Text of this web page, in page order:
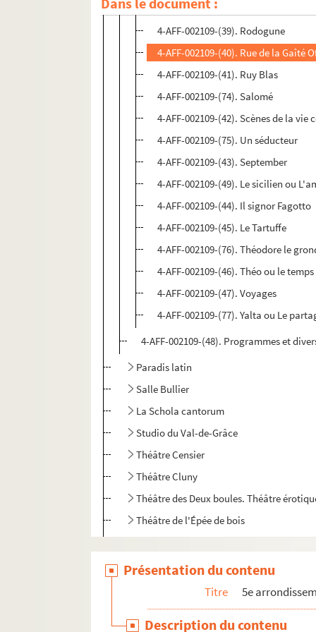
4-AFF-002109-(38). Retournements
4-AFF-002109-(39). Rodogune
4-AFF-002109-(40). Rue de la Gaîté
4-AFF-002109-(41). Ruy Blas
4-AFF-002109-(74). Salomé
4-AFF-002109-(42). Scènes de la vie
4-AFF-002109-(75). Un séducteur
4-AFF-002109-(43). September
4-AFF-002109-(49). Le sicilien ou
4-AFF-002109-(44). Il signor Fagotto
4-AFF-002109-(45). Le Tartuffe
4-AFF-002109-(76). Théodore le
4-AFF-002109-(46). Théo ou le
4-AFF-002109-(47). Voyages
4-AFF-002109-(77). Yalta ou Le
4-AFF-002109-(48). Programmes et
Paradis latin
Salle Bullier
La Schola cantorum
Studio du Val-de-Grâce
Théâtre Censier
Théâtre Cluny
Théâtre des Deux boules. Théâtre
Théâtre de l'Épée de bois
Théâtre Le Kaléidoscope
Théâtre de Lutèce
Théâtre Mouffetard
Présentation du contenu
Titre 5e
Description du contenu